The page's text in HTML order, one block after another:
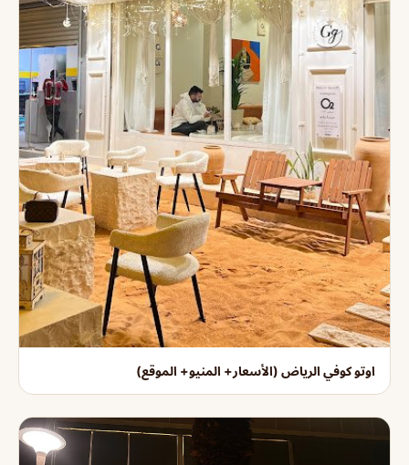
اوتو كوفي الرياض (الأسعار+ المنيو+ الموقع)